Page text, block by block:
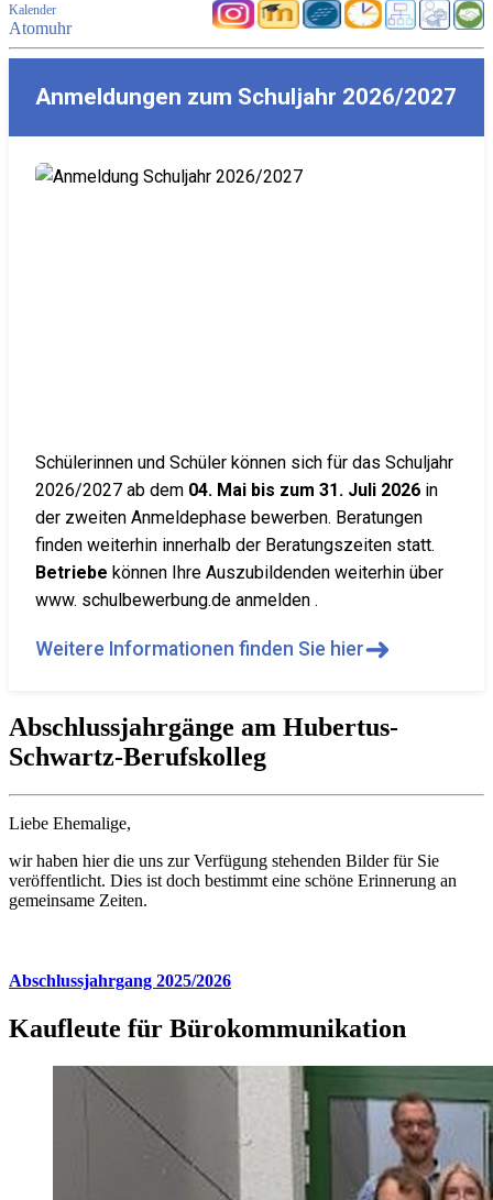
Kalender
Atomuhr
Anmeldungen zum Schuljahr 2026/2027
Schülerinnen und Schüler können sich für das Schuljahr
2026/2027 ab dem 04. Mai bis zum 31. Juli 2026 in
der zweiten Anmeldephase bewerben. Beratungen
finden weiterhin innerhalb der Beratungszeiten statt.
Betriebe können Ihre Auszubildenden weiterhin über
www. schulbewerbung.de anmelden .
Weitere Informationen finden Sie hier➜
Abschlussjahrgänge am Hubertus-
Schwartz-Berufskolleg
Liebe Ehemalige,
wir haben hier die uns zur Verfügung stehenden Bilder für Sie
veröffentlicht. Dies ist doch bestimmt eine schöne Erinnerung an
gemeinsame Zeiten.
Abschlussjahrgang 2025/2026
Kaufleute für Bürokommunikation